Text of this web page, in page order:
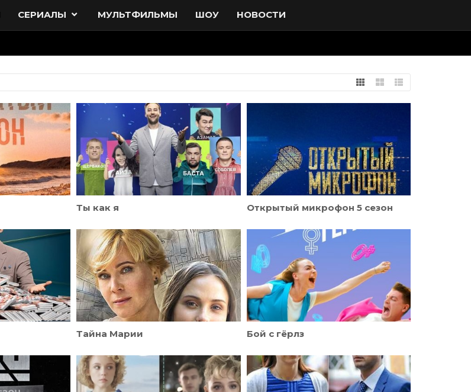
СЕРИАЛЫ МУЛЬТФИЛЬМЫ ШОУ НОВОСТИ
Ты как я Открытый микрофон 5 сезон
Тайна Марии Бой с гёрлз